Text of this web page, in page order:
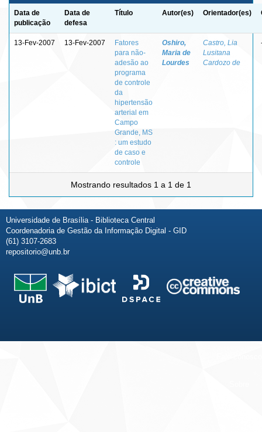
Data de
publicação
Data de
defesa
Título Autor(es) Orientador(es)
13-Fev-2007 13-Fev-2007
Fatores
para não-
adesão ao
programa
de controle
da
hipertensão
arterial em
Campo
Grande, MS
: um estudo
de caso e
controle
Oshiro,
Maria de
Lourdes
Castro, Lia
Lusitana
Cardozo de
Mostrando resultados 1 a 1 de 1
Universidade de Brasília - Biblioteca Central
Coordenadoria de Gestão da Informação Digital - GID
(61) 3107-2683
repositorio@unb.br